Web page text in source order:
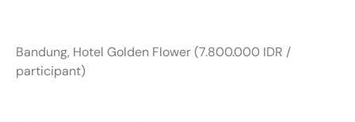
Bandung, Hotel Golden Flower (7.800.000 IDR /
participant)